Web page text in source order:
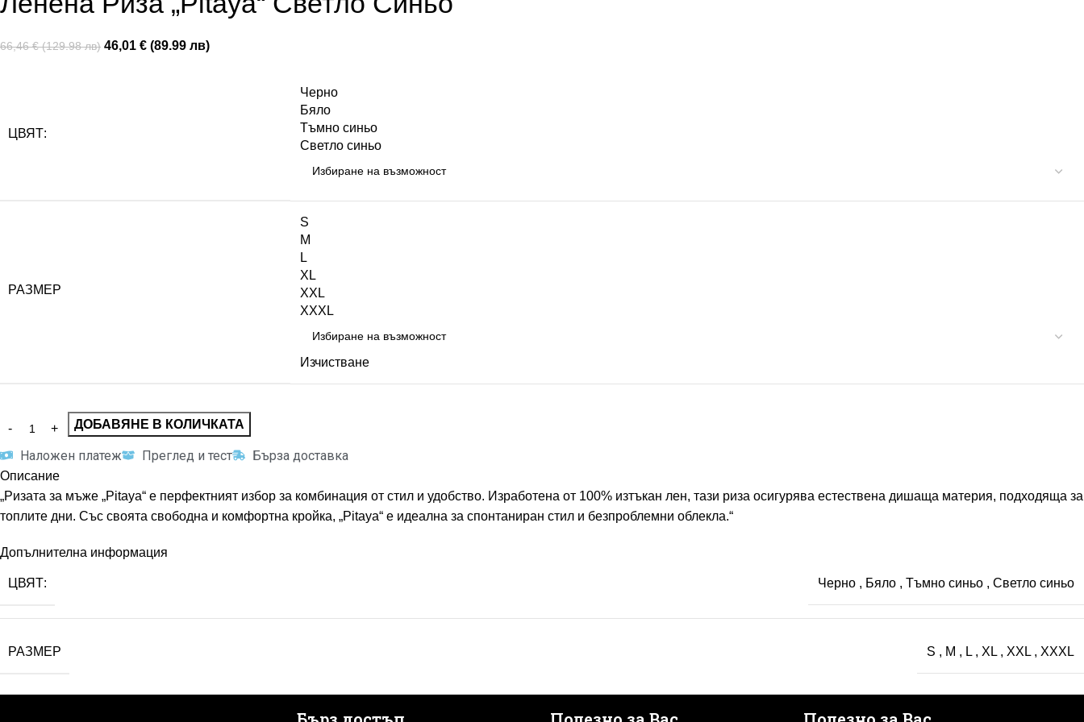
66,46 € (129.98 лв) 46,01 € (89.99 лв)
ЦВЯТ:
Черно
Бяло
Тъмно синьо
Светло синьо
РАЗМЕР
S
M
L
XL
XXL
XXXL
Изчистване
ДОБАВЯНЕ В КОЛИЧКАТА
Наложен платеж Преглед и тест Бърза доставка
Описание
„Ризата за мъже „Pitaya“ е перфектният избор за комбинация от стил и удобство. Изработена от 100% изтъкан лен, тази риза осигурява естествена дишаща материя, подходяща за
топлите дни. Със своята свободна и комфортна кройка, „Pitaya“ е идеална за спонтаниран стил и безпроблемни облекла.“
Допълнителна информация
ЦВЯТ: Черно , Бяло , Тъмно синьо , Светло синьо
РАЗМЕР S , M , L , XL , XXL , XXXL